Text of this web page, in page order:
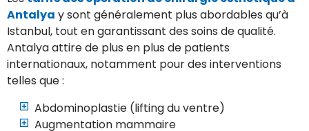
Antalya y sont généralement plus abordables qu’à
Istanbul, tout en garantissant des soins de qualité.
Antalya attire de plus en plus de patients
internationaux, notamment pour des interventions
telles que :
Abdominoplastie (lifting du ventre)
Augmentation mammaire